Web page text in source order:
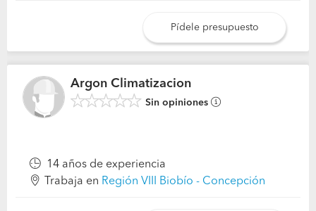
Pídele presupuesto
Argon Climatizacion
Sin opiniones
14 años de experiencia
Trabaja en Región VIII Biobío - Concepción